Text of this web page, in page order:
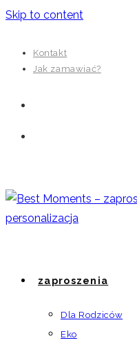
Skip to content
Kontakt
Jak zamawiać?
zaproszenia
Dla Rodziców
Eko